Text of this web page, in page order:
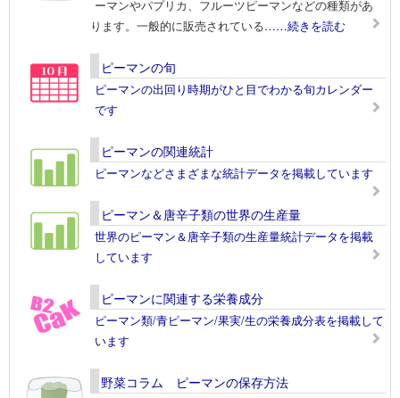
ーマンやパプリカ、フルーツピーマンなどの種類があ
ります。一般的に販売されている……続きを読む
ピーマンの旬
ピーマンの出回り時期がひと目でわかる旬カレンダー
です
ピーマンの関連統計
ピーマンなどさまざまな統計データを掲載しています
ピーマン＆唐辛子類の世界の生産量
世界のピーマン＆唐辛子類の生産量統計データを掲載
しています
ピーマンに関連する栄養成分
ピーマン類/青ピーマン/果実/生の栄養成分表を掲載して
います
野菜コラム ピーマンの保存方法